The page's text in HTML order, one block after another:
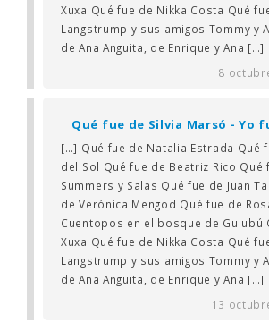
Xuxa Qué fue de Nikka Costa Qué
Langstrump y sus amigos Tommy y
de Ana Anguita, de Enrique y Ana […]
8
Qué fue de Silvia Marsó - Yo
[…] Qué fue de Natalia Estrada Qué
del Sol Qué fue de Beatriz Rico Qué
Summers y Salas Qué fue de Juan
de Verónica Mengod Qué fue de
Cuentopos en el bosque de Gulubú
Xuxa Qué fue de Nikka Costa Qué
Langstrump y sus amigos Tommy y
de Ana Anguita, de Enrique y Ana […]
13